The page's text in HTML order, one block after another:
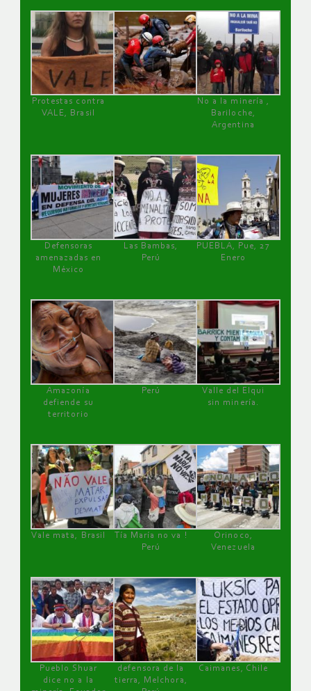
Protestas contra
VALE, Brasil
No a la minería ,
Bariloche,
Argentina
Defensoras
amenazadas en
México
Las Bambas,
Perú
PUEBLA, Pue, 27
Enero
Amazonía
defiende su
territorio
Perú
Valle del Elqui
sin minería.
Vale mata, Brasil
Tía María no va !
Perú
Orinoco,
Venezuela
Pueblo Shuar
dice no a la
defensora de la
tierra, Melchora,
Caimanes, Chile